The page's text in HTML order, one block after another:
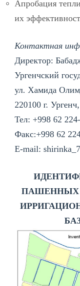
Апробация
их
Контактная
Директор:
Ургенчский
ул. Хамида
220100 г.
Тел: +998 62
Факс:+998 62
E-mail:
ПАШЕННЫХ